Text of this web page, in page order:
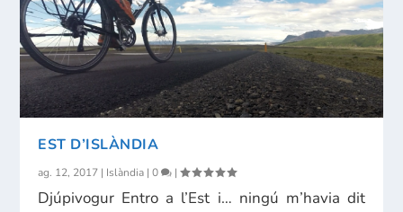
EST D’ISLÀNDIA
ag. 12, 2017 | Islàndia |0 |
Djúpivogur Entro a l’Est i… ningú m’havia dit